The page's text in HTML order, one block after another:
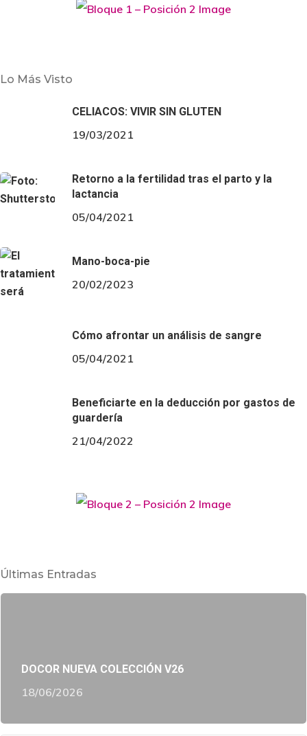
nueva situación en las aulas
supuesto un cambio importante en nuestras vidas y
Lo Más Visto
CELIACOS: VIVIR SIN GLUTEN
19/03/2021
Retorno a la fertilidad tras el parto y la
lactancia
05/04/2021
Mano-boca-pie
20/02/2023
Cómo afrontar un análisis de sangre
05/04/2021
Beneficiarte en la deducción por gastos de
guardería
21/04/2022
Últimas Entradas
DOCOR NUEVA COLECCIÓN V26
18/06/2026